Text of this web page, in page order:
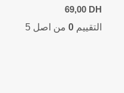
69,00 DH
التقييم0 من اصل 5